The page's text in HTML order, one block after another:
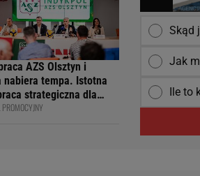
AZS Olsztyn i
nabiera tempa. Istotna
strategiczna dla
klubu i marki
Skąd
Jak
Ile to